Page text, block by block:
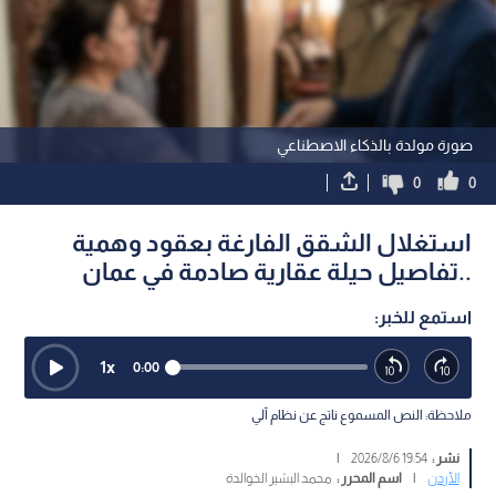
صورة مولدة بالذكاء الاصطناعي
0
0
استغلال الشقق الفارغة بعقود وهمية
..تفاصيل حيلة عقارية صادمة في عمان
استمع للخبر:
0:00
1x
ملاحظة: النص المسموع ناتج عن نظام آلي
نشر :19:54 2026/8/6
|
الأردن
| اسم المحرر : محمد البشير الخوالدة